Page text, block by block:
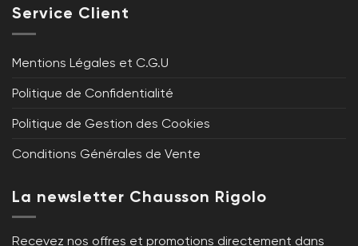
Service Client
Mentions Légales et C.G.U
Politique de Confidentialité
Politique de Gestion des Cookies
Conditions Générales de Vente
La newsletter Chausson Rigolo
Recevez nos offres et promotions directement dans